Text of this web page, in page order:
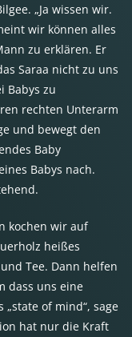
„Ja wissen wir.
wir können alles
zu erklären. Er
Saraa nicht zu uns
Babys zu
rechten Unterarm
und bewegt den
Baby
Babys nach.
kochen wir auf
heißes
Tee. Dann helfen
dass uns eine
of mind“, sage
hat nur die Kraft